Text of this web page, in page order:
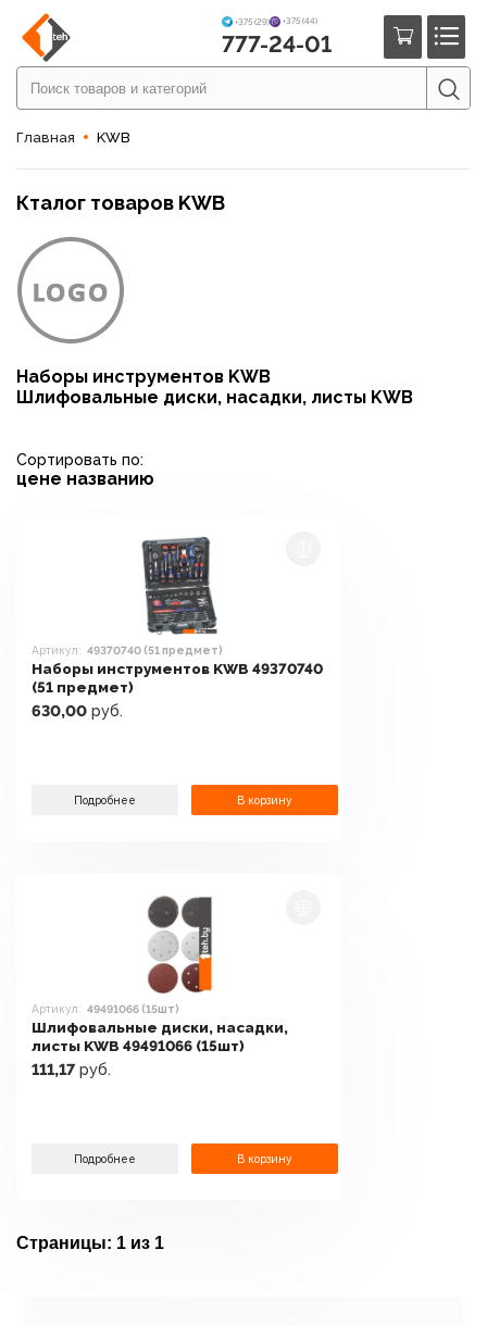
+375 (29) +375 (44)
777-24-01
Главная KWB
Кталог товаров KWB
Наборы инструментов KWB
Шлифовальные диски, насадки, листы KWB
Сортировать по:
цене названию
Артикул: 49370740 (51 предмет)
Наборы инструментов KWB 49370740
(51 предмет)
630,00 руб.
Подробнее В корзину
Артикул: 49491066 (15шт)
Шлифовальные диски, насадки,
листы KWB 49491066 (15шт)
111,17 руб.
Подробнее В корзину
Страницы: 1 из 1